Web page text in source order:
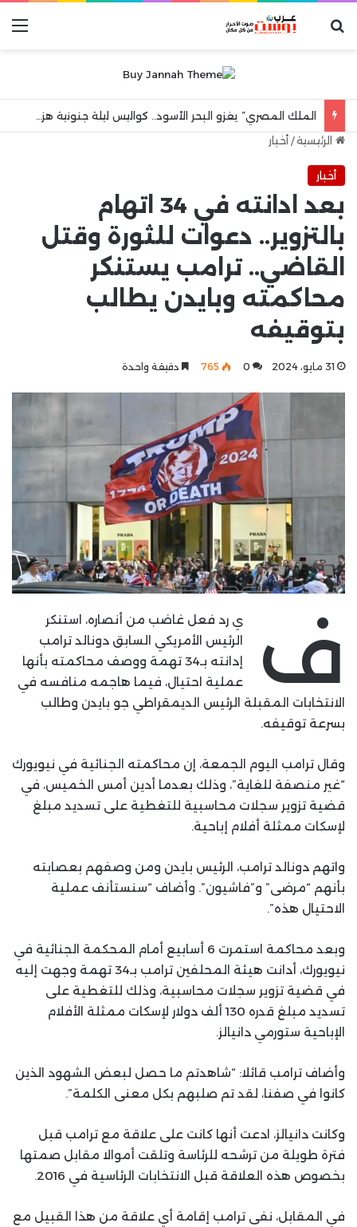
بحث عن
الرئيسية/ أخبار
أخبار
بعد ادانته في 34 اتهام
بالتزوير.. دعوات للثورة وقتل
القاضي.. ترامب يستنكر
محاكمته وبايدن يطالب
بتوقيفه
31 مايو، 2024 0
765 دقيقة واحدة
ف
ي رد فعل غاضب من أنصاره، استنكر
الرئيس الأمريكي السابق دونالد ترامب
إدانته بـ34 تهمة ووصف محاكمته بأنها
عملية احتيال، فيما هاجمه منافسه في
الانتخابات المقبلة الرئيس الديمقراطي جو بايدن وطالب
بسرعة توقيفه.
وقال ترامب اليوم الجمعة، إن محاكمته الجنائية في نيويورك
“غير منصفة للغاية”، وذلك بعدما أدين أمس الخميس، في
قضية تزوير سجلات محاسبية للتغطية على تسديد مبلغ
لإسكات ممثلة أفلام إباحية.
واتهم دونالد ترامب، الرئيس بايدن ومن وصفهم بعصابته
بأنهم “مرضى” و”فاشيون”. وأضاف “سنستأنف عملية
الاحتيال هذه”.
وبعد محاكمة استمرت 6 أسابيع أمام المحكمة الجنائية في
نيويورك، أدانت هيئة المحلفين ترامب بـ34 تهمة وجهت إليه
في قضية تزوير سجلات محاسبية، وذلك للتغطية على
تسديد مبلغ قدره 130 ألف دولار لإسكات ممثلة الأفلام
الإباحية ستورمي دانيالز.
وأضاف ترامب قائلا: “شاهدتم ما حصل لبعض الشهود الذين
كانوا في صفنا، لقد تم صلبهم بكل معنى الكلمة”.
وكانت دانيالز، ادعت أنها كانت على علاقة مع ترامب قبل
فترة طويلة من ترشحه للرئاسة وتلقت أموالا مقابل صمتها
بخصوص هذه العلاقة قبل الانتخابات الرئاسية في 2016.
في المقابل، نفى ترامب إقامة أي علاقة من هذا القبيل مع